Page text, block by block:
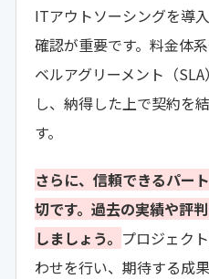
ITアウトソーシングを導
確認が重要です。料金体
ベルアグリーメント（
し、納得した上で契約を
す。
さらに、信頼できるパー
切です。過去の実績や評
しましょう。 プロジェク
わせを行い、期待する成